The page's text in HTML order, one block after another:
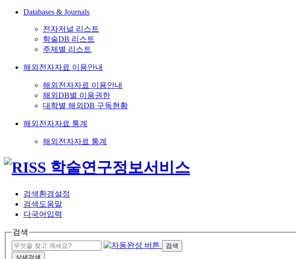
Databases & Journals
전자저널 리스트
학술DB 리스트
주제별 리스트
해외전자자료 이용안내
해외전자자료 이용안내
해외DB별 이용권한
대학별 해외DB 구독현황
해외전자자료 통계
해외전자자료 통계
검색환경설정
검색도움말
다국어입력
검색
검색
상세검색